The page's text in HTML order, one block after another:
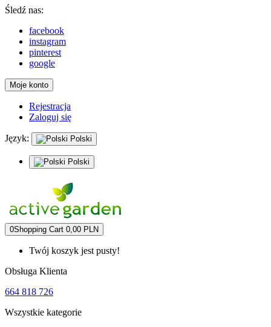
Śledź nas:
facebook
instagram
pinterest
google
Moje konto
Rejestracja
Zaloguj się
Język: Polski
Polski
0Shopping Cart 0,00 PLN
Twój koszyk jest pusty!
Obsługa Klienta
664 818 726
Wszystkie kategorie